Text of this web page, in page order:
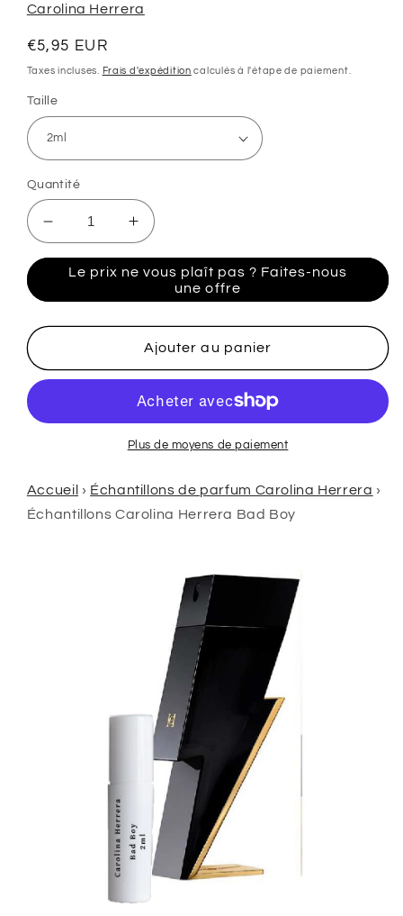
Carolina Herrera
Prix
habituel
€5,95 EUR
Taxes incluses. Frais d'expédition calculés à l'étape de paiement.
Taille
Quantité
Réduire
la
quantité
de
Herrera
Augmenter
la
quantité
de
Carolina
Herrera
Boy
Le prix ne vous plaît pas ? Faites-nous
une offre
Ajouter au panier
Plus de moyens de paiement
Accueil › Échantillons de parfum Carolina Herrera ›
Échantillons Carolina Herrera Bad Boy